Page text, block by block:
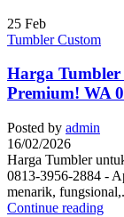
25 Feb
Tumbler Custom
Harga
Premium! WA
Posted by admin
16/02/2026
Harga Tumbler
0813-3956-2884 -
menarik,
Continue reading